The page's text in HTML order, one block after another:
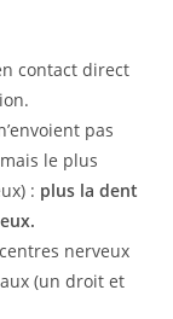
contact direct
pas
le plus
: plus la dent
nerveux
(un droit et